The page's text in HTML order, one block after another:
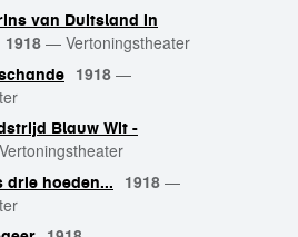
van Duitsland in
1918 — Vertoningstheater
1918 —
Blauw Wit -
Vertoningstheater
drie hoeden... 1918 —